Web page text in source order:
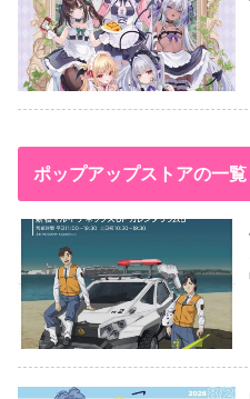
ポップアップストアの一覧